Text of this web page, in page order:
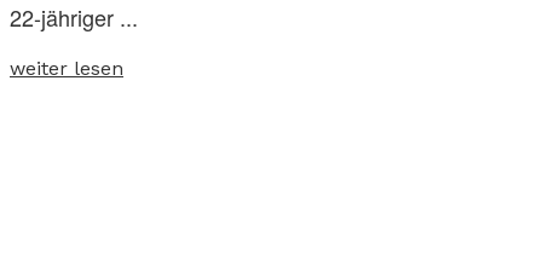
22-jähriger ...
weiter lesen